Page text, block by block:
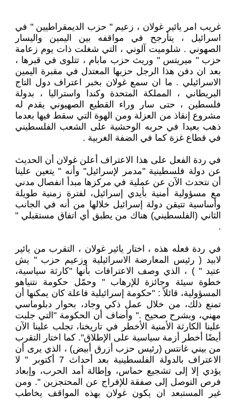
غريب امر يائير غولان ، زعيم " حزب الديمقراطيين " في
اسرائيل ، يتأرجح في مواقفه بين اليمين واليسار
الصهوني . شلوميت آلوني ، التي شغلت ذات يوم زعامة
حزب " ميريتس " وريث حزب مابام ، تتلوى في قبرها ،
بعد ان دفن هذا الرجل حزبها المعتدل في مقبرة اليمين
الاسرائيلي . ما ان سمع غولان بخبر اعتراف دول التاج
البريطاني ، المملكة المتحدة وكندا واستراليا ، بدولة
فلسطين ، حتى سار وراء القطيع الصهيوني يقدم له
مشروع إنقاذ من العزلة ومن الهوة التي سقط فيها بعدما
ذهب بعيدا في حربه الوحشية على الشعب الفلسطيني
في قطاع غزة كما في الضفة الغربية .
في ردة الفعل على هذا الاعتراف أعلن غولان أن الحديث
عن دولة فلسطينية "مدمر لإسرائيل" وأنه " يتعين علينا
أن نتحدث الآن عن عملية في مركزها مبدأ انفصال مدني
مع مسؤولية أمنية بأيدي إسرائيل، لفترة زمنية طويلة
وأساسية تتيقن دولة إسرائيل خلالها من أنه في الجانب
الثاني (الفلسطيني) هناك من يطبق أي اتفاق مستقبلي "
.
في ردة فعله هذه ، اختار يائير غولان ، التقرب من يائير
لابيد ( رئيس المعارضة الاسرائيلية وزعيم حزب " يش
عتيد " ) ، الذي وصف الاعترافات بأنها "كارثة سياسية،
خطوة سيئة وجائزة للإرهاب " وحمّل حكومة نتنياهو
المسؤولية، قائلاً : "حكومة إسرائيلية فاعلة كان يمكنها أن
تمنع ذلك، من خلال عمل ذكي وجاد، بحوار دبلوماسي
مهني، وبشرح صحيح ." وأضاف أن الحكومة "التي جلبت
علينا الكارثة الأمنية الأخطر في تاريخنا، تجلب علينا الآن
أيضًا أخطر أزمة سياسية على الإطلاق". كما اختار التقرب
من بيني غانتس (رئيس حزب أزرق أبيض) ، الذي يرى أن
الاعتراف بالدولة الفلسطينية بعد أحداث 7 أكتوبر " لا
يؤدي إلا إلى تشجيع حماس، وإطالة أمد الحرب، وإبعاد
فرص التوصل إلى صفقة للإفراج عن المحتجزين ". ومن
غير المستبعد ان يكون غولان بهذه المواقف يخاطب